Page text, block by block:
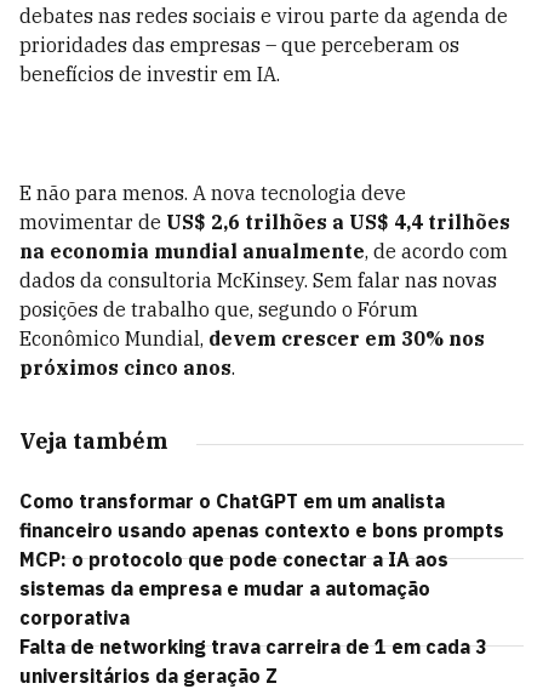
debates nas redes sociais e virou parte da agenda de
prioridades das empresas – que perceberam os
benefícios de investir em IA.
E não para menos. A nova tecnologia deve
movimentar de US$ 2,6 trilhões a US$ 4,4 trilhões
na economia mundial anualmente, de acordo com
dados da consultoria McKinsey. Sem falar nas novas
posições de trabalho que, segundo o Fórum
Econômico Mundial, devem crescer em 30% nos
próximos cinco anos.
Veja também
Como transformar o ChatGPT em um analista
financeiro usando apenas contexto e bons prompts
MCP: o protocolo que pode conectar a IA aos
sistemas da empresa e mudar a automação
corporativa
Falta de networking trava carreira de 1 em cada 3
universitários da geração Z